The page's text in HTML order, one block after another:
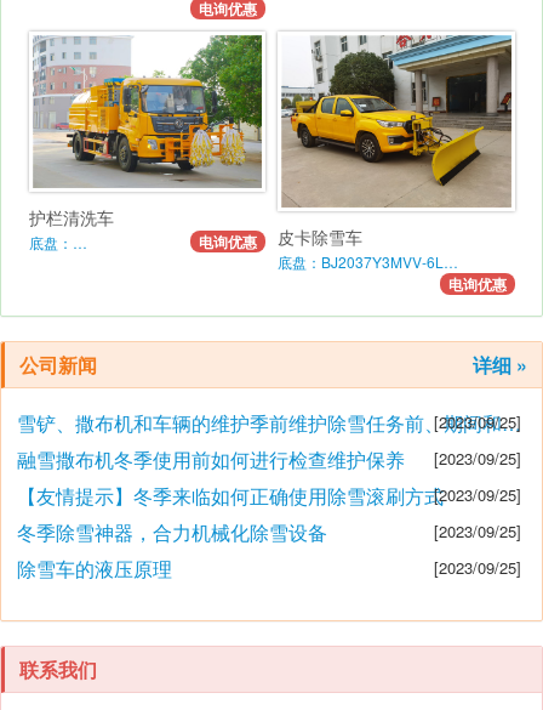
电询优惠
护栏清洗车
底盘：… 电询优惠 皮卡除雪车
底盘：BJ2037Y3MVV-6L…
电询优惠
公司新闻 详细 »
雪铲、撒布机和车辆的维护季前维护除雪任务前、期间和之后的维护要点
[2023/09/25]
融雪撒布机冬季使用前如何进行检查维护保养 [2023/09/25]
【友情提示】冬季来临如何正确使用除雪滚刷方式[2023/09/25]
冬季除雪神器，合力机械化除雪设备 [2023/09/25]
除雪车的液压原理 [2023/09/25]
联系我们